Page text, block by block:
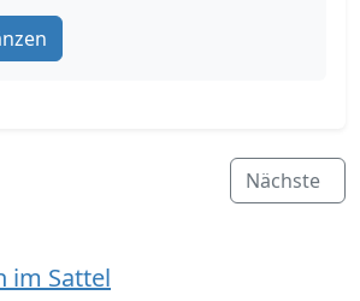
Nächste
im Sattel